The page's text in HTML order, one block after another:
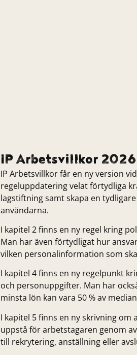
IP Arbetsvillkor
IP Arbetsvillkor får en ny version
regeluppdatering velat förtydliga
lagstiftning samt skapa en
användarna.
I kapitel 2 finns en ny regel kring
Man har även förtydligat hur
vilken personalinformation som
I kapitel 4 finns en ny regelpunkt
och personuppgifter. Man har
minsta lön kan vara 50 % av
I kapitel 5 finns en ny skrivning
uppstå för arbetstagaren genom
till rekrytering, anställning eller